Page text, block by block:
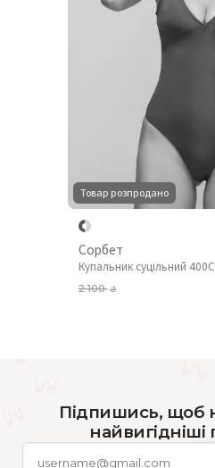
Товар розпродано
Сорбет
Купальник суцільний 400C
2 100₴
Підпишись, щоб
найвигідніші